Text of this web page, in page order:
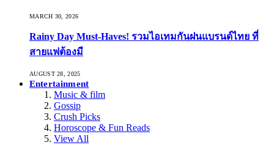
MARCH 30, 2026
Rainy Day Must-Haves! รวมไอเทมกันฝนแบรนด์ไทย ที่
สายแฟต้องมี
AUGUST 28, 2025
Entertainment
Music & film
Gossip
Crush Picks
Horoscope & Fun Reads
View All